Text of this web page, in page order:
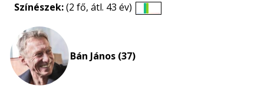
Színészek:(2 fő, átl. 43 év)
Bán János (37)